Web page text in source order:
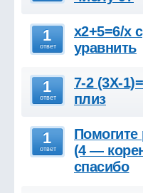
1
ответ
x2+5=6/x
уравнить
1
ответ
7-2 (3X-
плиз
1
ответ
(4 —
спасибо